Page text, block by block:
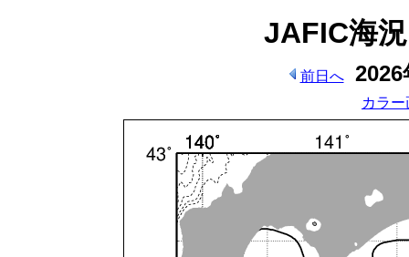
JAFIC海
前日へ 2026
カラー